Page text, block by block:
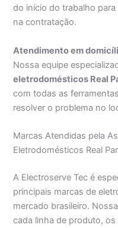
do início do trabalho
na contratação.
Atendimento em
Nossa equipe
eletrodomésticos Real
com todas as
resolver o problema no
Marcas Atendidas pela
Eletrodomésticos Real
A Electroserve Tec é
principais marcas de
mercado brasileiro.
cada linha de produto,